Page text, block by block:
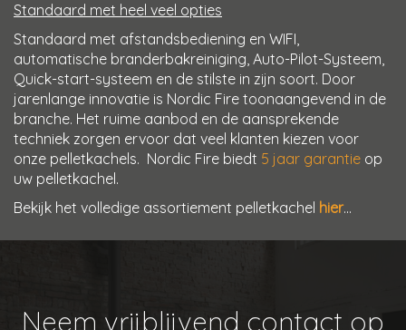
Standaard met heel veel opties
Standaard met afstandsbediening en WIFI,
automatische branderbakreiniging, Auto-Pilot-Systeem,
Quick-start-systeem en de stilste in zijn soort. Door
jarenlange innovatie is Nordic Fire toonaangevend in de
branche. Het ruime aanbod en de aansprekende
techniek zorgen ervoor dat veel klanten kiezen voor
onze pelletkachels. Nordic Fire biedt 5 jaar garantie op
uw pelletkachel.
Bekijk het volledige assortiement pelletkachel hier...
Neem vrijblijvend contact op